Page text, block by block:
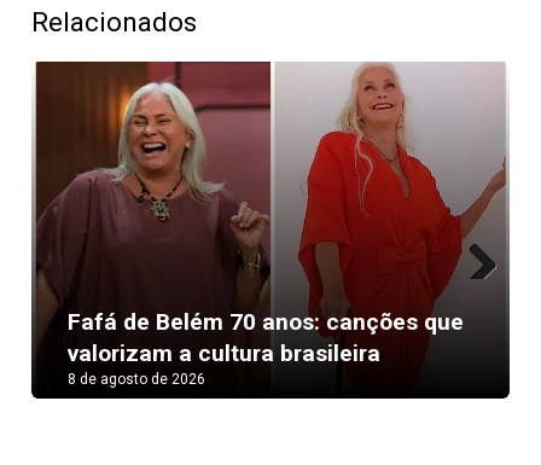
Relacionados
Fafá de Belém 70 anos: canções que
valorizam a cultura brasileira
8 de agosto de 2026
Next